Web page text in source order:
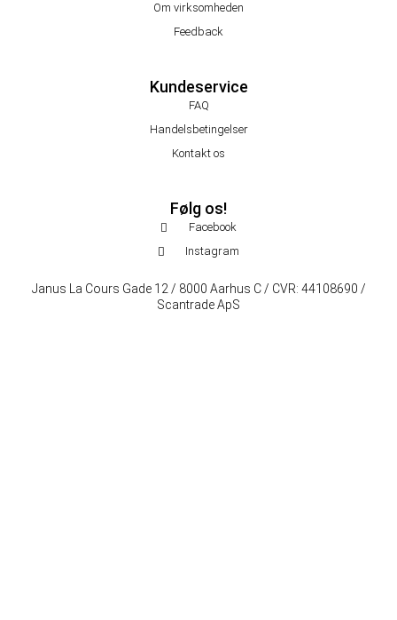
Om virksomheden
Feedback
Kundeservice
FAQ
Handelsbetingelser
Kontakt os
Følg os!
Facebook
Instagram
Janus La Cours Gade 12 / 8000 Aarhus C / CVR: 44108690 /
Scantrade ApS